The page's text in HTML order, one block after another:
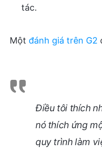
tác.
Một đánh giá trên G2
Điều tôi thích
nó thích ứng
quy trình làm